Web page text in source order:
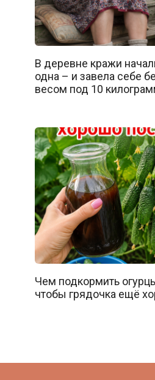
В деревне кражи
одна – и завела себе
весом под 10
Чем подкормить
чтобы грядочка ещё